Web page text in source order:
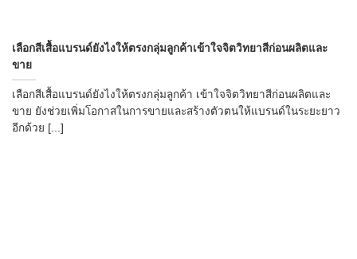
เลือกสีเสื้อแบรนด์ยังไงให้ตรงกลุ่มลูกค้าเข้าใจจิตวิทยาสีก่อนผลิตและ
ขาย
เลือกสีเสื้อแบรนด์ยังไงให้ตรงกลุ่มลูกค้า เข้าใจจิตวิทยาสีก่อนผลิตและ
ขาย ยังช่วยเพิ่มโอกาสในการขายและสร้างตัวตนให้แบรนด์ในระยะยาว
อีกด้วย [...]